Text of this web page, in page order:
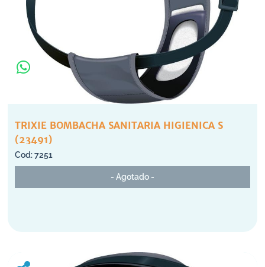
TRIXIE BOMBACHA SANITARIA HIGIENICA S
(23491)
7251
- Agotado -